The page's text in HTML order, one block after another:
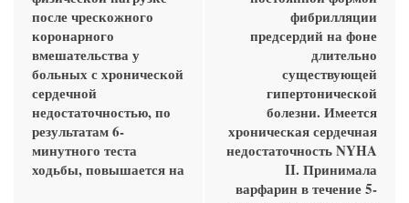
после чрескожного
коронарного
вмешательства у
больных с хронической
сердечной
недостаточностью, по
результатам 6-
минутного теста
ходьбы, повышается на
фибрилляции
предсердий на фоне
длительно
существующей
гипертонической
болезни. Имеется
хроническая сердечная
недостаточность NYHA
II. Принимала
варфарин в течение 5-